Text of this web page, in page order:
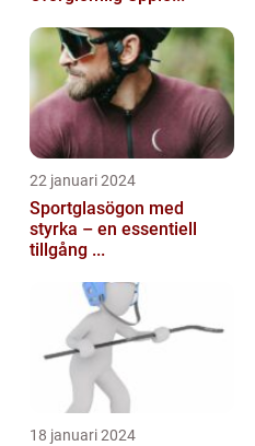
22 januari 2024
Sportglasögon med
styrka – en essentiell
tillgång ...
18 januari 2024